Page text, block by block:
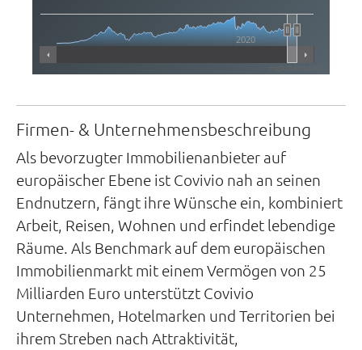
2020
Firmen- & Unternehmensbeschreibung
Als bevorzugter Immobilienanbieter auf
europäischer Ebene ist Covivio nah an seinen
Endnutzern, fängt ihre Wünsche ein, kombiniert
Arbeit, Reisen, Wohnen und erfindet lebendige
Räume. Als Benchmark auf dem europäischen
Immobilienmarkt mit einem Vermögen von 25
Milliarden Euro unterstützt Covivio
Unternehmen, Hotelmarken und Territorien bei
ihrem Streben nach Attraktivität,